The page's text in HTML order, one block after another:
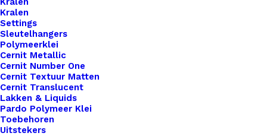
Kralen
Settings
Sleutelhangers
Polymeerklei
Cernit Metallic
Cernit Number One
Cernit Textuur Matten
Cernit Translucent
Lakken & Liquids
Pardo Polymeer Klei
Toebehoren
Uitstekers
Vorm
1xLittle Label My Creation